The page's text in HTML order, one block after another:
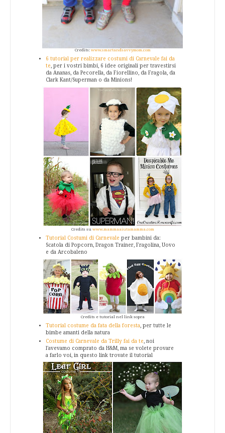
Credits: www.smartandsavvymom.com
6 tutorial per realizzare costumi di Carnevale fai da
te, per i vostri bimbi, 6 idee originali per travestirsi
da Ananas, da Pecorella, da Fiorellino, da Fragola, da
Clark Kant/Superman o da Minions!
Credits su www.mammaaiutamamma.com
Tutorial Costumi di Carnevale per bambini da:
Scatola di Popcorn, Dragon Trainer, Fragolina, Uovo
e da Arcobaleno
Credits e tutorial nel link sopra
Tutorial costume da fata della foresta , per tutte le
bimbe amanti della natura
Costume di Carnevale da Trilly fai da te , noi
l'avevamo comprato da H&M, ma se volete provare
a farlo voi, in questo link trovate il tutorial